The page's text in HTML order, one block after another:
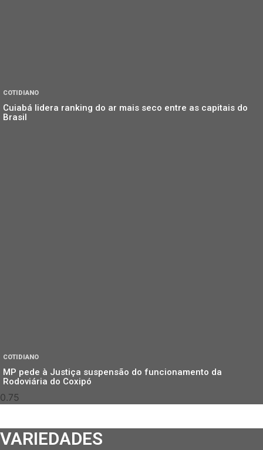
COTIDIANO
Cuiabá lidera ranking do ar mais seco entre as capitais do
Brasil
COTIDIANO
MP pede à Justiça suspensão do funcionamento da
Rodoviária do Coxipó
VARIEDADES